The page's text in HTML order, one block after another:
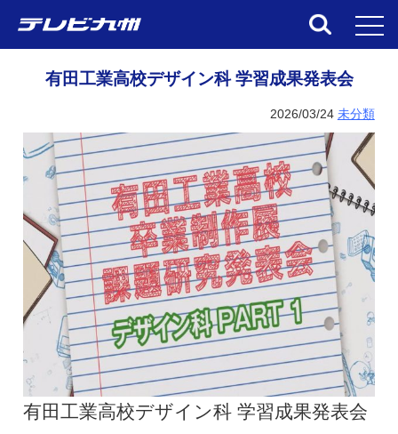
有田工業高校デザイン科 学習成果発表会
2026/03/24 未分類
有田工業高校デザイン科 学習成果発表会